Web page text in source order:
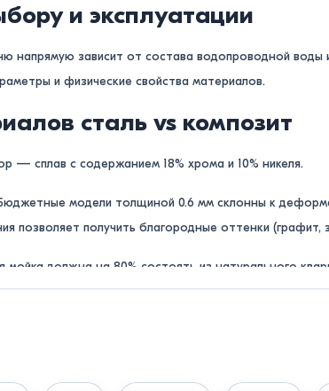
и эксплуатации
напрямую зависит от состава водопроводной воды
и физические свойства материалов.
сталь vs композит
— сплав с содержанием 18% хрома и 10% никеля.
модели толщиной 0.6 мм склонны к
позволяет получить благородные оттенки
мойка должна на 80% состоять из натурального